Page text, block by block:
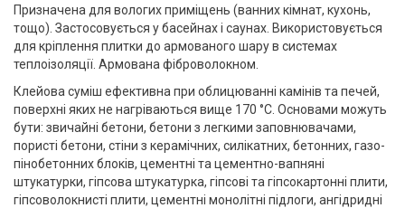
Призначена для вологих приміщень (ванних кімнат, кухонь,
тощо). Застосовується у басейнах і саунах. Використовується
для кріплення плитки до армованого шару в системах
теплоізоляції. Армована фіброволокном.
Клейова суміш ефективна при облицюванні камінів та печей,
поверхні яких не нагріваються вище 170 °С. Основами можуть
бути: звичайні бетони, бетони з легкими заповнювачами,
пористі бетони, стіни з керамічних, силікатних, бетонних, газо-
пінобетонних блоків, цементні та цементно-вапняні
штукатурки, гіпсова штукатурка, гіпсові та гіпсокартонні плити,
гіпсоволокнисті плити, цементні монолітні підлоги, ангідридні